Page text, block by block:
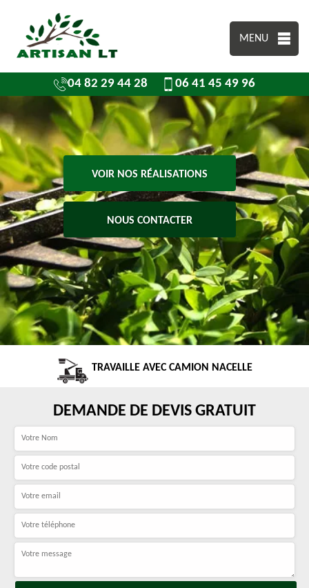
MENU
04 82 29 44 28 06 41 45 49 96
VOIR NOS RÉALISATIONS
NOUS CONTACTER
TRAVAILLE AVEC CAMION NACELLE
DEMANDE DE DEVIS GRATUIT